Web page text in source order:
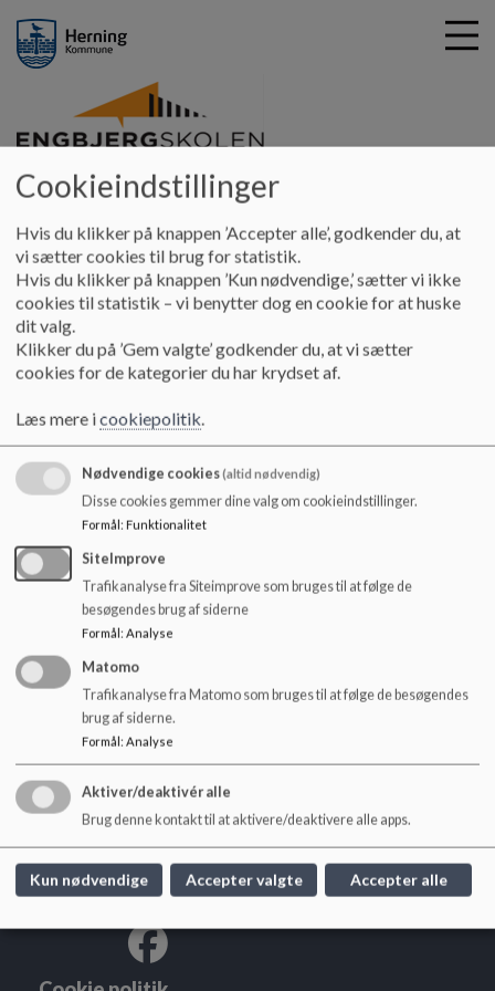
Engbjergskolen
Glemte sager
Glemte sager
Glemte sager:
I glasgangen ved indgangen til gul bygning findes glemt tøj
m.m. Glemt tøj bliver hentet hver den første fredag i måneden
og bliver afleveret til velgørende formål.
Glemte værdigenstande:
Henvendelse til kontoret, hvor værdigenstande opbevares.
Engbjergskolen
Engbjerg 21, Snejbjerg, 7400 Herning
engbjerg@herning.dk
+45 96287140
EAN NR. 5798005495024
Sitemap
Cookieindstillinger
Hvis du klikker på knappen ’Accepter alle’, godkender du, at
vi sætter cookies til brug for statistik.
Hvis du klikker på knappen ’Kun nødvendige,’ sætter vi ikke
cookies til statistik – vi benytter dog en cookie for at huske
dit valg.
Klikker du på ’Gem valgte’ godkender du, at vi sætter
cookies for de kategorier du har krydset af.
Læs mere icookiepolitik.
Nødvendige cookies(altid nødvendig)
Disse cookies gemmer dine valg om cookieindstillinger.
Formål: Funktionalitet
SiteImprove
Trafikanalyse fra Siteimprove som bruges til at følge de
besøgendes brug af siderne
Formål: Analyse
Matomo
Trafikanalyse fra Matomo som bruges til at følge de besøgendes
brug af siderne.
Formål: Analyse
Aktiver/deaktivér alle
Brug denne kontakt til at aktivere/deaktivere alle apps.
Kun nødvendige Accepter valgte Accepter alle